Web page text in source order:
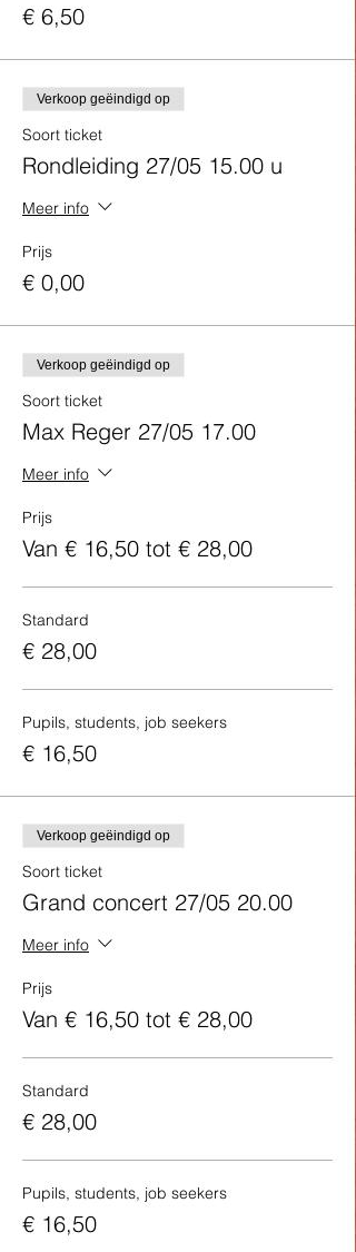
€ 6,50
Verkoop geëindigd op
Soort ticket
Rondleiding 27/05 15.00 u
Meer info
Prijs
€ 0,00
Verkoop geëindigd op
Soort ticket
Max Reger 27/05 17.00
Meer info
Prijs
Van € 16,50 tot € 28,00
Standard
€ 28,00
Pupils, students, job seekers
€ 16,50
Verkoop geëindigd op
Soort ticket
Grand concert 27/05 20.00
Meer info
Prijs
Van € 16,50 tot € 28,00
Standard
€ 28,00
Pupils, students, job seekers
€ 16,50